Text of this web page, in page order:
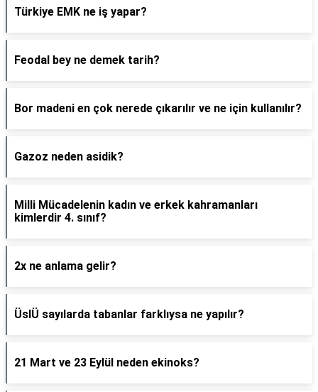
Türkiye EMK ne iş yapar?
Feodal bey ne demek tarih?
Bor madeni en çok nerede çıkarılır ve ne için kullanılır?
Gazoz neden asidik?
Milli Mücadelenin kadın ve erkek kahramanları
kimlerdir 4. sınıf?
2x ne anlama gelir?
ÜslÜ sayılarda tabanlar farklıysa ne yapılır?
21 Mart ve 23 Eylül neden ekinoks?